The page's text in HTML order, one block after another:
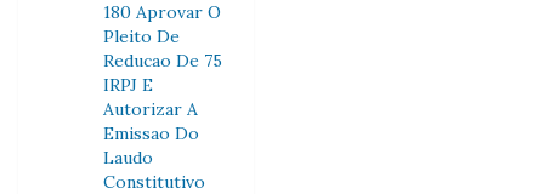
180 Aprovar O
Pleito De
Reducao De 75
IRPJ E
Autorizar A
Emissao Do
Laudo
Constitutivo